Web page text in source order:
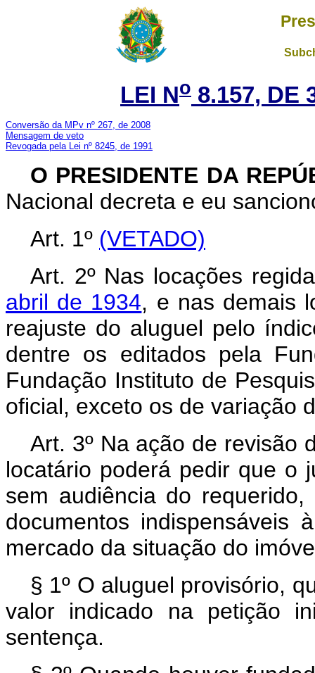
LEI No 8.157, DE
Conversão da MPv nº 267, de 2008
Mensagem de veto
Revogada pela Lei nº 8245, de 1991
O PRESIDENTE DA
Nacional decreta e eu
Art. 1º (VETADO)
Art. 2º Nas locações
abril de 1934, e nas demais
reajuste do aluguel pelo
dentre os editados pela
Fundação Instituto de
oficial, exceto os de variação
Art. 3º Na ação de revisão
locatário poderá pedir que o
sem audiência do
documentos indispensáveis
mercado da situação do
§ 1º O aluguel provisório,
valor indicado na petição
sentença.